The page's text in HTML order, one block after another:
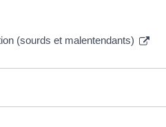
(sourds et malentendants)